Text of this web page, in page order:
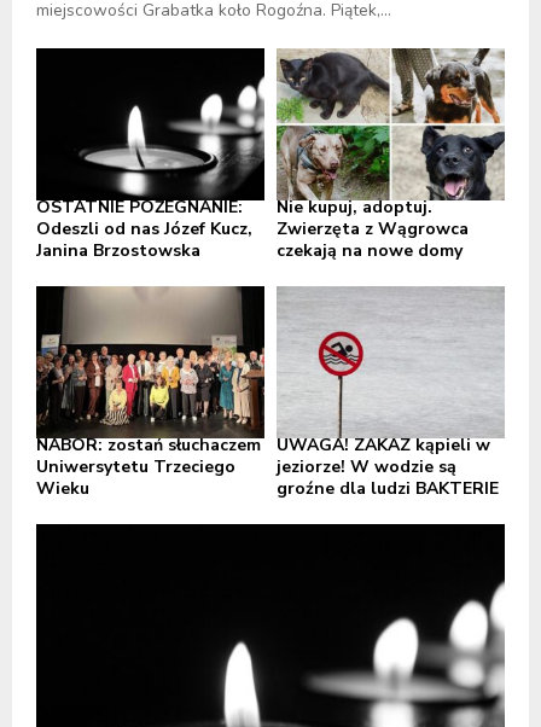
miejscowości Grabatka koło Rogoźna. Piątek,...
OSTATNIE POŻEGNANIE:
Odeszli od nas Józef Kucz,
Janina Brzostowska
Nie kupuj, adoptuj.
Zwierzęta z Wągrowca
czekają na nowe domy
NABÓR: zostań słuchaczem
Uniwersytetu Trzeciego
Wieku
UWAGA! ZAKAZ kąpieli w
jeziorze! W wodzie są
groźne dla ludzi BAKTERIE